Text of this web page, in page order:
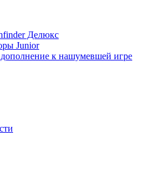
Делюкс
Junior
к нашумевшей игре